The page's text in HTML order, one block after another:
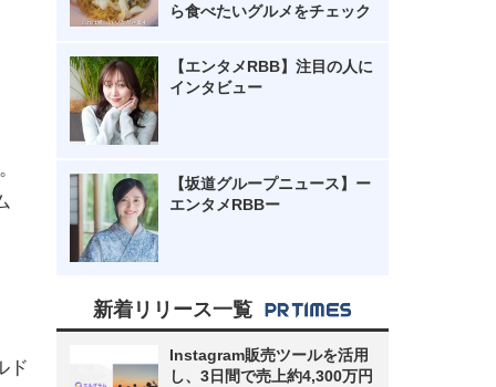
ド
ら食べたいグルメをチェック
【エンタメRBB】注目の人に
インタビュー
【坂道グループニュース】ー
エンタメRBBー
新着リリース一覧
Instagram販売ツールを活用
し、3日間で売上約4,300万円